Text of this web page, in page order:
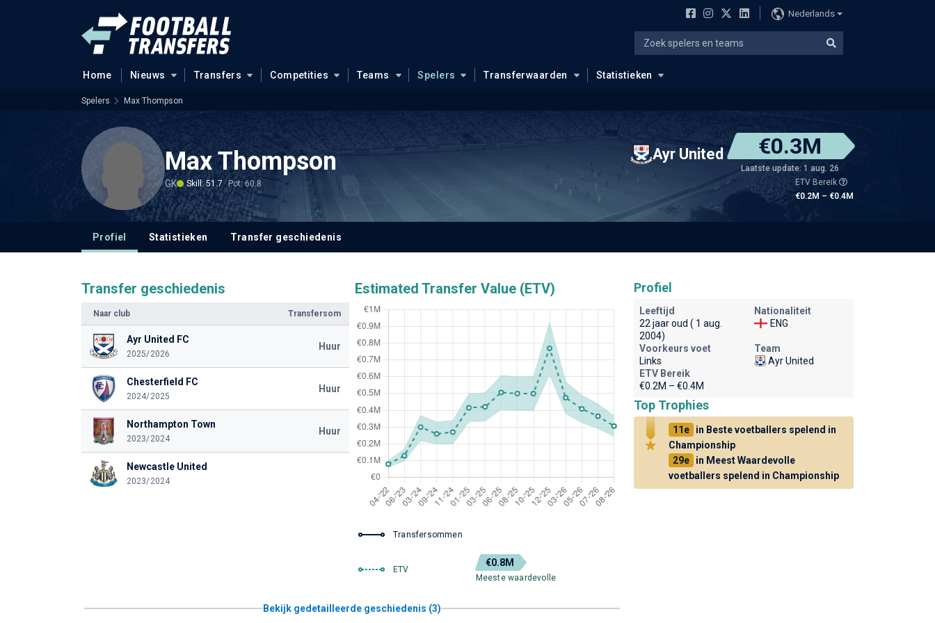
Nederlands
Home Nieuws Transfers Competities Teams Spelers Transferwaarden Statistieken
Spelers Max Thompson
Max Thompson
GK Skill: 51.7 Pot: 60.8
Ayr United €0.3M
Laatste update: 1 aug. 26
ETV Bereik
€0.2M – €0.4M
Profiel Statistieken Transfer geschiedenis
Transfer geschiedenis
Naar club Transfersom
Ayr United FC
2025/2026
Huur
Chesterfield FC
2024/2025
Huur
Northampton Town
2023/2024
Huur
Newcastle United
2023/2024
Estimated Transfer Value (ETV)
Transfersommen
ETV
€0.8M
Meeste waardevolle
Bekijk gedetailleerde geschiedenis (3)
Profiel
Leeftijd
22 jaar oud ( 1 aug.
2004)
Nationaliteit
ENG
Voorkeurs voet
Links
Team
Ayr United
ETV Bereik
€0.2M – €0.4M
Top Trophies
11e
in Beste voetballers spelend in
Championship
29e
in Meest Waardevolle
voetballers spelend in Championship